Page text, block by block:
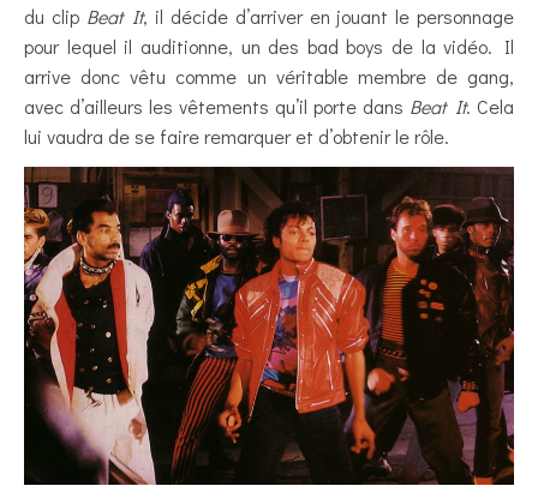
du clip Beat It, il décide d’arriver en jouant le personnage
pour lequel il auditionne, un des bad boys de la vidéo. Il
arrive donc vêtu comme un véritable membre de gang,
avec d’ailleurs les vêtements qu’il porte dans Beat It. Cela
lui vaudra de se faire remarquer et d’obtenir le rôle.